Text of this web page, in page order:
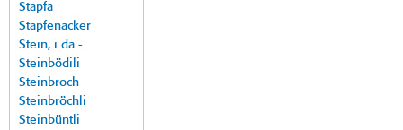
Stapfa
Stapfenacker
Stein, i da -
Steinbödili
Steinbroch
Steinbröchli
Steinbüntli